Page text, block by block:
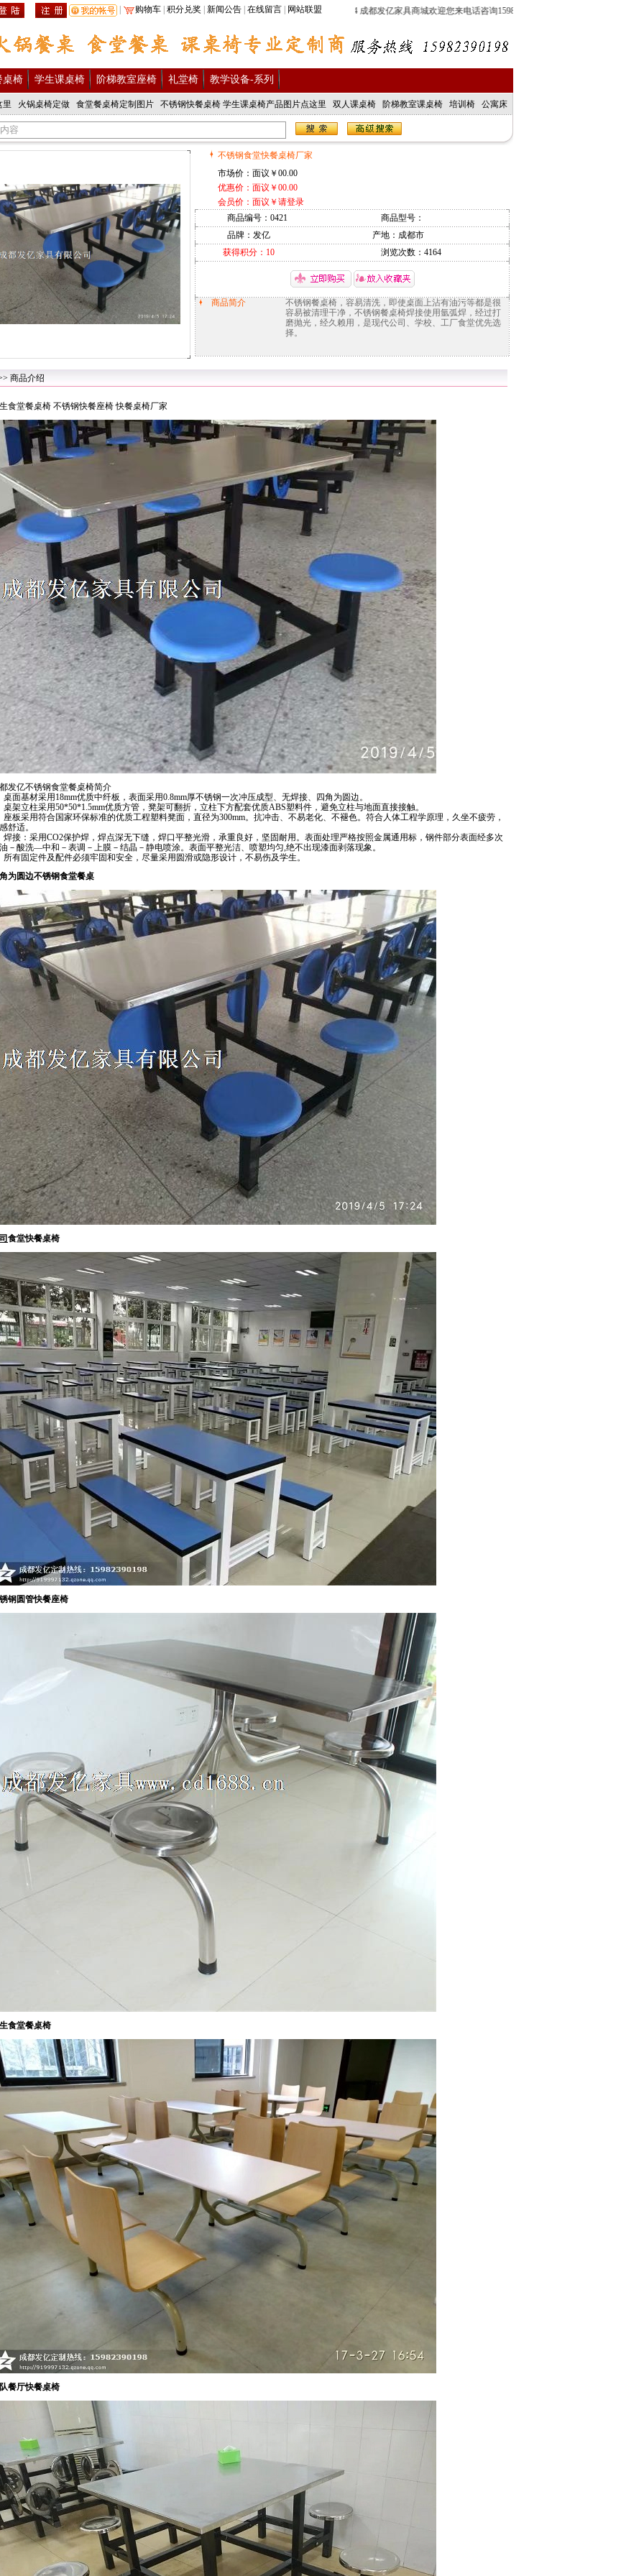
购物车 积分兑奖 新闻公告 在线留言 网站联盟2024 成都发亿家具商城欢迎您来电话咨询15982390198
桌椅 学生课桌椅 阶梯教室座椅 礼堂椅 教学设备-系列
里 火锅桌椅定做 食堂餐桌椅定制图片 不锈钢快餐桌椅 学生课桌椅产品图片点这里 双人课桌椅 阶梯教室课桌椅 培训椅 公寓床
不锈钢食堂快餐桌椅厂家
市场价：面议￥00.00
优惠价：面议￥00.00
会员价：面议￥ 请登录
商品编号： 0421
商品型号：
品牌：发亿
产地：成都市
获得积分：10 浏览次数： 4164
商品简介
不锈钢餐桌椅，容易清洗，即使桌面上沾有油污等都是很
容易被清理干净，不锈钢餐桌椅焊接使用氩弧焊，经过打
磨抛光，经久赖用，是现代公司、学校、工厂食堂优先选
择。
商品介绍
食堂餐桌椅 不锈钢快餐座椅 快餐桌椅厂家
发亿不锈钢食堂餐桌椅简介
桌面基材采用18mm优质中纤板，表面采用0.8mm厚不锈钢一次冲压成型、无焊接、四角为圆边。
桌架立柱采用50*50*1.5mm优质方管，凳架可翻折，立柱下方配套优质ABS塑料件，避免立柱与地面直接接触。
座板采用符合国家环保标准的优质工程塑料凳面，直径为300mm。抗冲击、不易老化、不褪色。符合人体工程学原理，久坐不疲劳，
舒适。
焊接：采用CO2保护焊，焊点深无下缝，焊口平整光滑，承重良好，坚固耐用。表面处理严格按照金属通用标，钢件部分表面经多次
－酸洗—中和－表调－上膜－结晶－静电喷涂。表面平整光洁、喷塑均匀,绝不出现漆面剥落现象。
所有固定件及配件必须牢固和安全，尽量采用圆滑或隐形设计，不易伤及学生。
为圆边不锈钢食堂餐桌
食堂快餐桌椅
钢圆管快餐座椅
食堂餐桌椅
餐厅快餐桌椅